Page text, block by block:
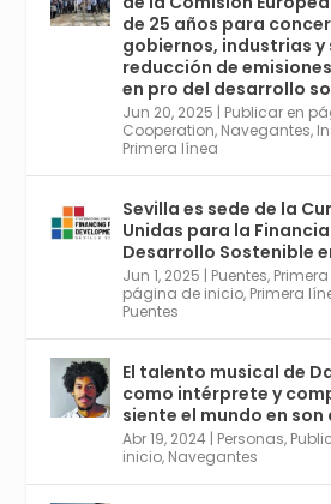
Avata
r
Sevilla World
21 May 2024
Conoce a @mvbim, la
que ha sido pionera en
la tecnología BIM para
industrializar la
construcción. Ver su
internacional en el
@juanluispavon1 en
https://tinyurl.com/
2 6 Twitter
Avata
Sevilla World
30 Abr 2024
Aprovéchalo si vives en
provincia. Curso gratuito
Cosas, Inteligencia
de 25 años para
gobiernos, industrias y
reducción de
en pro del desarrollo
Jun 20, 2025 | Publicar en
Cooperation, Navegantes,
Primera línea
Sevilla es sede de la
Unidas para la
Desarrollo Sostenible
Jun 1, 2025 | Puentes,
página de inicio, Primera
Puentes
El talento musical de
como intérprete y
siente el mundo en son
Abr 19, 2024 | Personas,
inicio, Navegantes